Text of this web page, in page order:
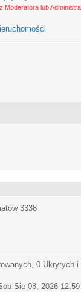
Moderatora lub
3338
0 Ukrytych i
Sie 08, 2026 12:59